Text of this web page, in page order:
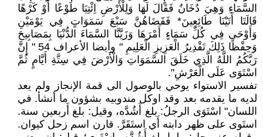
السَّمَاءِ وَهِيَ دُخَانٌ فَقَالَ لَهَا وَلِلْأَرْضِ اِئْتِيَا طَوْعًا أَوْ كَرْهًا
قَالَتَا أَتَيْنَا طَائِعِينَ* فَقَضَاهُنَّ سَبْعَ سَمَوَاتٍ فِي يَوْمَيْنِ
وَأَوْحَى فِي كُلِّ سَمَاءٍ أَمْرَهَا وَزَيَّنَّا السَّمَاءَ الدُّنْيَا بِمَصَابِيحَ
وَحِفْظًا ذَلِكَ تَقْدِيرُ الْعَزِيزِ الْعَلِيمِ " وأيضا الأعراف 54 " إِنَّ
رَبَّكُمُ اللَّهُ الَّذِي خَلَقَ السَّمَوَاتِ وَالْأَرْضَ فِي سِتَّةِ أَيَّامٍ ثُمَّ
اسْتَوَى عَلَى الْعَرْشِ".
تفسير الاستواء يوحي بالوصول الى قمة الإنجاز ولم يعد
لديه ما يقدمه بعد وقد اوكل مندوبيه بشؤون ما أنشأ. في
اللسان" اسْتَوَى الرجلُ: بلغ أَشُدَّه، وقيل: بلغ أَربعين سنة.
استَوى على ظهر دابته أَي استَقَرَّ. قارن اسم زحل كيوان.